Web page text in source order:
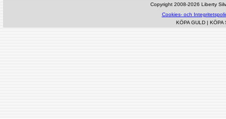
Copyright 2008-2026 Liberty
Cookies- och
KÖPA GULD| KÖPA